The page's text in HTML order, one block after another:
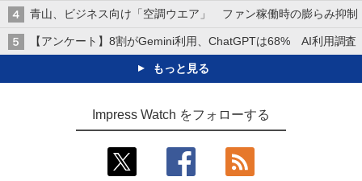
青山、ビジネス向け「空調ウエア」 ファン稼働時の膨らみ抑制
【アンケート】8割がGemini利用、ChatGPTは68% AI利用調査
もっと見る
Impress Watch をフォローする